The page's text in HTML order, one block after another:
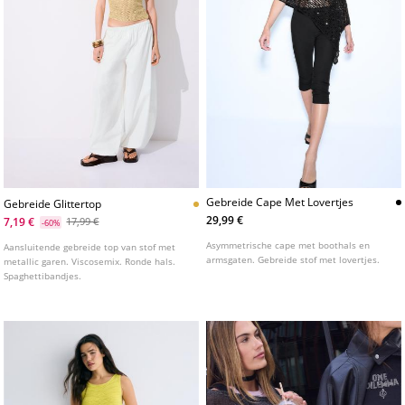
Gebreide Glittertop
7,19 €
-60% 17,99 €
Aansluitende gebreide top van stof met
metallic garen. Viscosemix. Ronde hals.
Spaghettibandjes.
Gebreide Cape Met Lovertjes
29,99 €
Asymmetrische cape met boothals en
armsgaten. Gebreide stof met lovertjes.